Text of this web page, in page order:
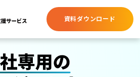
資料ダウンロード